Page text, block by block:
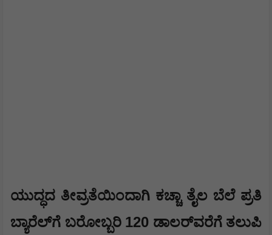
ಯುದ್ಧದ ತೀವ್ರತೆಯಿಂದಾಗಿ ಕಚ್ಚಾ ತೈಲ ಬೆಲೆ ಪ್ರತಿ
ಬ್ಯಾರೆಲ್‌ಗೆ ಬರೋಬ್ಬರಿ 120 ಡಾಲರ್‌ವರೆಗೆ ತಲುಪಿ